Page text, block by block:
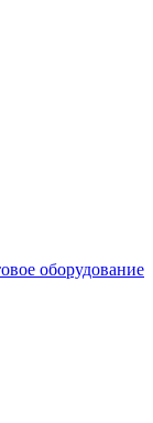
оборудование